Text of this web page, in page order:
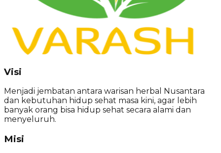
Visi
Menjadi jembatan antara warisan herbal Nusantara
dan kebutuhan hidup sehat masa kini, agar lebih
banyak orang bisa hidup sehat secara alami dan
menyeluruh.
Misi